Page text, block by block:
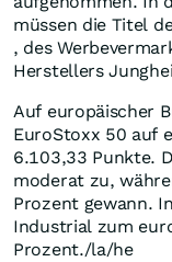
müssen die Titel
, des
Herstellers
Auf europäischer
EuroStoxx 50 auf
6.103,33 Punkte.
moderat zu,
Prozent gewann.
Industrial zum
Prozent./la/he